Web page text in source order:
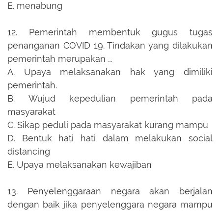
E. menabung
12.
Pemerintah membentuk gugus tugas
penanganan COVID 19. Tindakan yang dilakukan
pemerintah merupakan …
A.
Upaya melaksanakan hak yang dimiliki
pemerintah.
B.
Wujud kepedulian pemerintah pada
masyarakat
C. Sikap peduli pada masyarakat kurang mampu
D.
Bentuk hati hati dalam melakukan social
distancing
E. Upaya melaksanakan kewajiban
13.
Penyelenggaraan negara akan berjalan
dengan baik jika penyelenggara negara mampu